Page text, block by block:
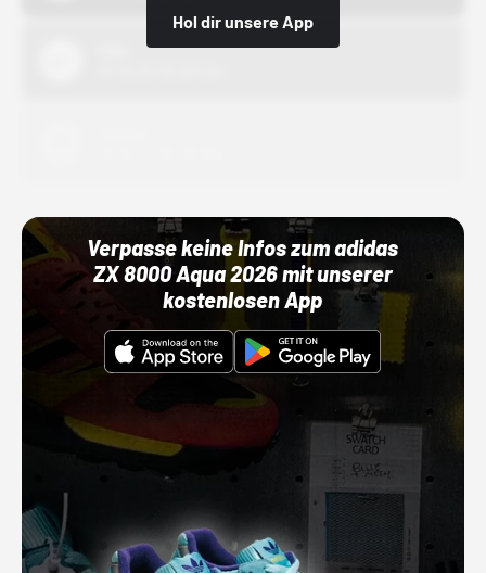
Hol dir unsere App
Verpasse keine Infos zum adidas
ZX 8000 Aqua 2026 mit unserer
kostenlosen App